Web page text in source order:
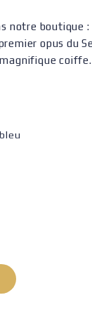
notre boutique :
opus du
coiffe.